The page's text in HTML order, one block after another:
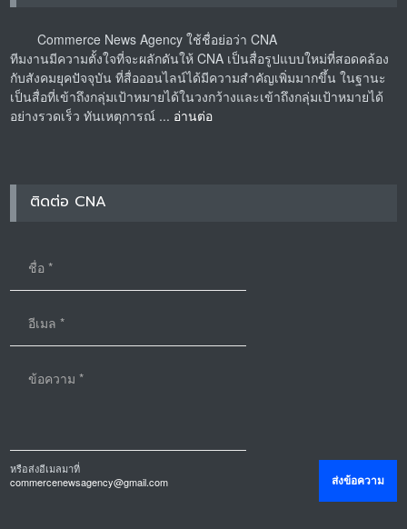
Commerce News Agency ใช้ชื่อย่อว่า CNA
ทีมงานมีความตั้งใจที่จะผลักดันให้ CNA เป็นสื่อรูปแบบใหม่ที่สอดคล้อง
กับสังคมยุคปัจจุบัน ที่สื่อออนไลน์ได้มีความสำคัญเพิ่มมากขึ้น ในฐานะ
เป็นสื่อที่เข้าถึงกลุ่มเป้าหมายได้ในวงกว้างและเข้าถึงกลุ่มเป้าหมายได้
อย่างรวดเร็ว ทันเหตุการณ์ ... อ่านต่อ
ติดต่อ CNA
หรือส่งอีเมลมาที่
commercenewsagency@gmail.com